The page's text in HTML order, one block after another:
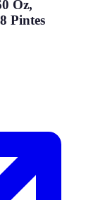
Oz,
Pintes